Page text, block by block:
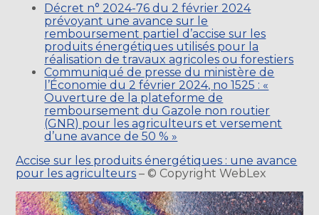
Décret n° 2024-76 du 2 février 2024
prévoyant une avance sur le
remboursement partiel d’accise sur les
produits énergétiques utilisés pour la
réalisation de travaux agricoles ou forestiers
Communiqué de presse du ministère de
l’Économie du 2 février 2024, no 1525 : «
Ouverture de la plateforme de
remboursement du Gazole non routier
(GNR) pour les agriculteurs et versement
d’une avance de 50 % »
Accise sur les produits énergétiques : une avance
pour les agriculteurs – © Copyright WebLex